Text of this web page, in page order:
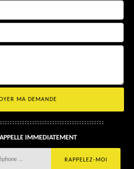
IMMEDIATEMENT